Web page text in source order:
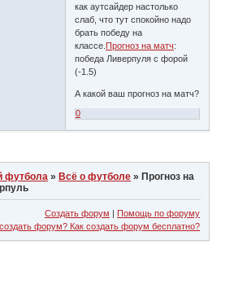
как аутсайдер настолько
слаб, что тут спокойно надо
брать победу на
классе.Прогноз на матч:
победа Ливерпуля с форой
(-1.5)
А какой ваш прогноз на матч?
0
футбола »Всё о футболе »Прогноз на
Создать форум | Помощь по форуму